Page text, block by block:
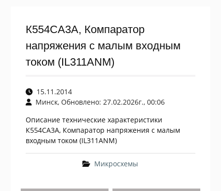
К554СА3А, Компаратор
напряжения с малым входным
током (IL311ANM)
15.11.2014
Минск, Обновлено: 27.02.2026г., 00:06
Описание технические характеристики
К554СА3А, Компаратор напряжения с малым
входным током (IL311ANM)
Микросхемы